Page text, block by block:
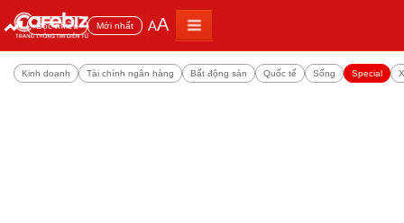
Đọc nhiều Mới nhất AA
Kinh doanh Tài chính ngân hàng Bất động sản Quốc tế Sống Special